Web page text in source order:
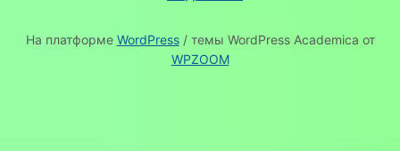
На платформе WordPress/ темы WordPress Academica от
WPZOOM